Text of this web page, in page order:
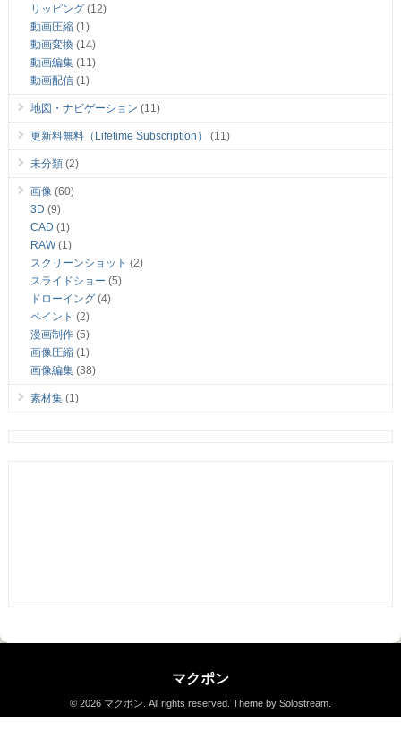
リッピング(12)
動画圧縮(1)
動画変換 (14)
動画編集(11)
動画配信(1)
地図・ナビゲーション (11)
更新料無料（Lifetime Subscription） (11)
未分類(2)
画像(60)
3D (9)
CAD (1)
RAW(1)
スクリーンショット (2)
スライドショー (5)
ドローイング(4)
ペイント (2)
漫画制作(5)
画像圧縮(1)
画像編集(38)
素材集(1)
マクポン
© 2026 マクポン. All rights reserved. Theme by Solostream.